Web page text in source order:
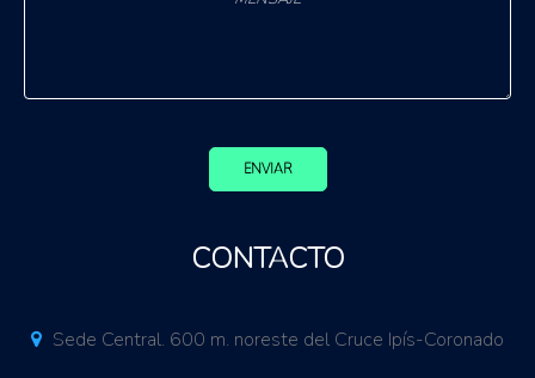
ENVIAR
CONTACTO
Sede Central. 600 m. noreste del Cruce Ipís-Coronado